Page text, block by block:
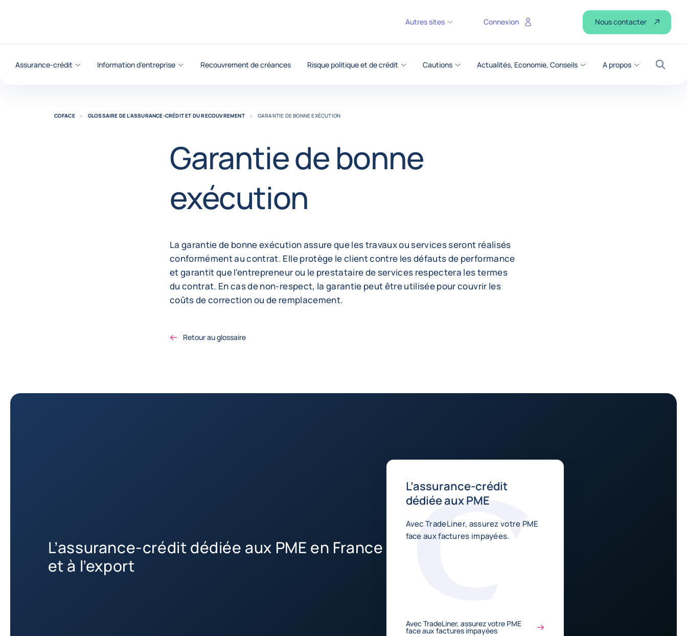
Assurance-crédit Information d'entreprise Recouvrement de créances Risque politique et de crédit Cautions Actualités, Economie, Conseils A propos
Autres sites Connexion Nous contacter
COFACE GLOSSAIRE DE L'ASSURANCE-CRÉDIT ET DU RECOUVREMENT GARANTIE DE BONNE EXÉCUTION
Garantie de bonne
exécution
La garantie de bonne exécution assure que les travaux ou services seront réalisés
conformément au contrat. Elle protège le client contre les défauts de performance
et garantit que l'entrepreneur ou le prestataire de services respectera les termes
du contrat. En cas de non-respect, la garantie peut être utilisée pour couvrir les
coûts de correction ou de remplacement.
Retour au glossaire
L’assurance-crédit dédiée aux PME en France
et à l’export
L’assurance-crédit
dédiée aux PME
Avec TradeLiner, assurez votre PME
face aux factures impayées.
Avec TradeLiner, assurez votre PME
face aux factures impayées